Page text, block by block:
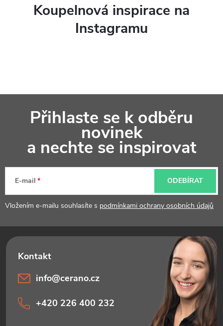
Koupelnová inspirace na
Instagramu
a
Přihlaste se k odběru
novinek
a nechte se inspirovat
E-mail
Vložením e-mailu souhlasíte s podmínkami ochrany osobních údajů
ODEBÍRAT
info@cerano.cz
+420 226 400 232